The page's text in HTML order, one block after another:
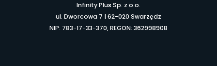
Infinity Plus Sp. z o.o.
ul. Dworcowa 7 | 62-020 Swarzędz
NIP: 783-17-33-370, REGON: 362998908